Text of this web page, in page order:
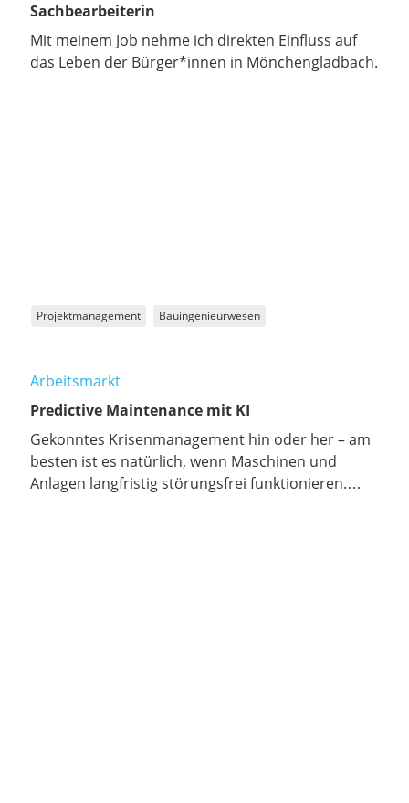
Sachbearbeiterin
Mit meinem Job nehme ich direkten Einfluss auf
das Leben der Bürger*innen in Mönchengladbach.
Projektmanagement Bauingenieurwesen
Arbeitsmarkt
Predictive Maintenance mit KI
Gekonntes Krisenmanagement hin oder her – am
besten ist es natürlich, wenn Maschinen und
Anlagen langfristig störungsfrei funktionieren.